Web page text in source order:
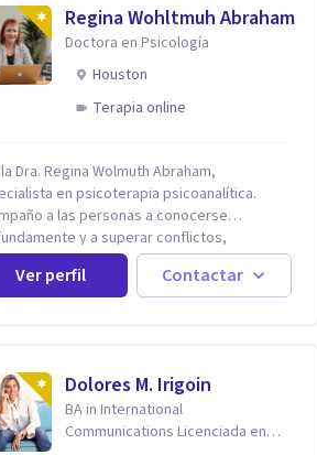
Regina Wohltmuh Abraham
Doctora en Psicología
Houston
Terapia online
Dra. Regina Wolmuth Abraham,
en psicoterapia psicoanalítica.
a las personas a conocerse
y a superar conflictos,
emocionales y traumas que limitan
de vida. He trabajado en reconocidas
como el Hospital Psiquiátrico San
de Integración Juvenil. Además, tuve el
de colaborar en comunidades como
del Conde y Xochimilco, lo que me
conocer diversas realidades y
Ver perfil Contactar
Dolores M. Irigoin
BA in International
Communications Licenciada en